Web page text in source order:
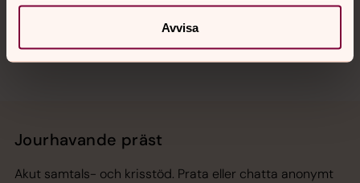
Avvisa
Sociala kanaler
Jourhavande präst
Akut samtals- och krisstöd. Prata eller chatta anonymt